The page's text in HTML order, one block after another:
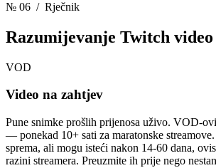
№ 06 / Rječnik
Razumijevanje Twitch
VOD
Video na zahtjev
Pune snimke prošlih prijenosa uživo. VOD-
— ponekad 10+ sati za maratonske
sprema, ali mogu isteći nakon 14-60 dana,
razini streamera. Preuzmite ih prije nego